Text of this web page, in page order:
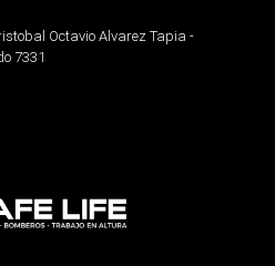
Octavio Alvarez Tapia -
7331